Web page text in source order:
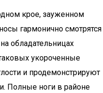
крое, зауженном
гармонично смотрятся
обладательницах
укороченные
и продемонстрируют
Полные ноги в районе